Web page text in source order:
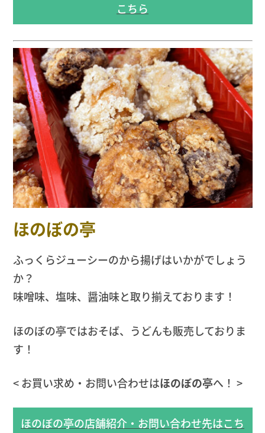
こちら
ほのぼの亭
ふっくらジューシーのから揚げはいかがでしょう
か？
味噌味、塩味、醤油味と取り揃えております！
ほのぼの亭ではおそば、うどんも販売しておりま
す！
< お買い求め・お問い合わせはほのぼの亭へ！ >
ほのぼの亭の店舗紹介・お問い合わせ先はこち